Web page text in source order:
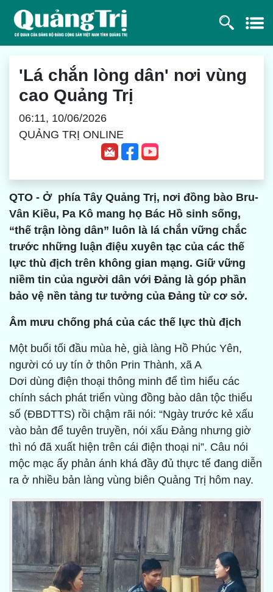
'Lá chắn lòng dân' nơi vùng
cao Quảng Trị
06:11, 10/06/2026
QUẢNG TRỊ ONLINE
QTO - Ở phía Tây Quảng Trị, nơi đồng bào Bru-
Vân Kiều, Pa Kô mang họ Bác Hồ sinh sống,
“thế trận lòng dân” luôn là lá chắn vững chắc
trước những luận điệu xuyên tạc của các thế
lực thù địch trên không gian mạng. Giữ vững
niềm tin của người dân với Đảng là góp phần
bảo vệ nền tảng tư tưởng của Đảng từ cơ sở.
Âm mưu chống phá của các thế lực thù địch
Một buổi tối đầu mùa hè, già làng Hồ Phúc Yên,
người có uy tín ở thôn Prin Thành, xã A
Dơi dùng điện thoại thông minh để tìm hiểu các
chính sách phát triển vùng đồng bào dân tộc thiểu
số (ĐBDTTS) rồi chậm rãi nói: “Ngày trước kẻ xấu
vào bản để tuyên truyền, nói xấu Đảng nhưng giờ
thì nó đã xuất hiện trên cái điện thoại ni”. Câu nói
mộc mạc ấy phản ánh khá đầy đủ thực tế đang diễn
ra ở nhiều bản làng vùng biên Quảng Trị hôm nay.